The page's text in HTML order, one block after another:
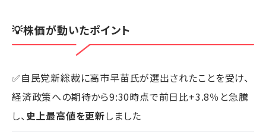
💡株価が動いたポイント
✅自民党新総裁に高市早苗氏が選出されたことを受け、
経済政策への期待から9:30時点で前日比+3.8％と急騰
し、史上最高値を更新しました